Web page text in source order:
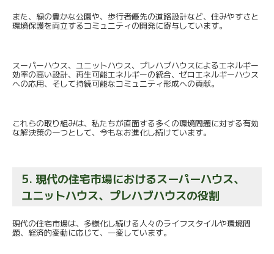
また、緑の豊かな公園や、歩行者優先の道路設計など、 住みやすさと
環境保護を両立するコミュニティの開発に寄与しています。
スーパーハウス、ユニットハウス、 プレハブハウスによるエネルギー
効率の高い設計、 再生可能エネルギーの統合、ゼロエネルギーハウス
への応用、 そして持続可能なコミュニティ形成への貢献。
これらの取り組みは、 私たちが直面する多くの環境問題に対する有効
な解決策の一つとして、今もなお進化し続けています。
5. 現代の住宅市場におけるスーパーハウス、
ユニットハウス、 プレハブハウスの役割
現代の住宅市場は、 多様化し続ける人々のライフスタイルや環境問
題、 経済的変動に応じて、一変しています。